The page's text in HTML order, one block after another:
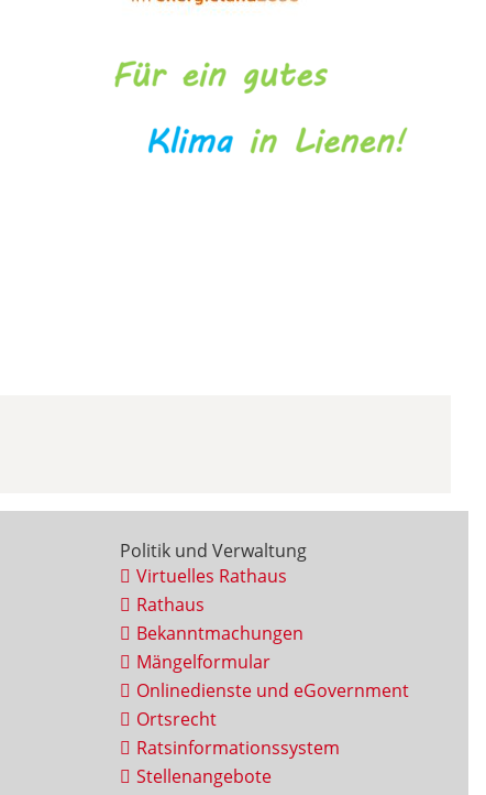
Politik und Verwaltung
Virtuelles Rathaus
Rathaus
Bekanntmachungen
Mängelformular
Onlinedienste und eGovernment
Ortsrecht
Ratsinformationssystem
Stellenangebote